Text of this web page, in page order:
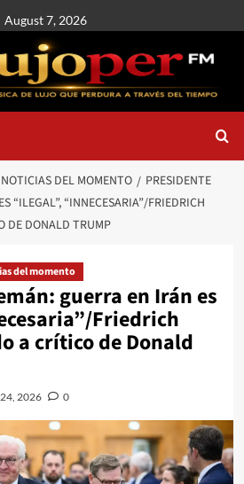
August 7, 2026
NOTICIAS DEL MOMENTO
PRESIDENTE
“ILEGAL”, “INNECESARIA”/FRIEDRICH
DE DONALD TRUMP
del momento
guerra en Irán es
Friedrich
a crítico de Donald
2026 0